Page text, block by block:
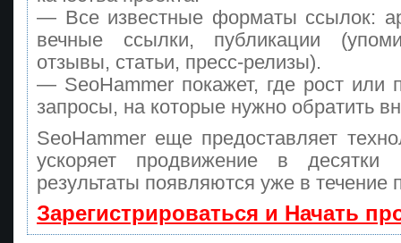
— Все известные форматы ссылок:
вечные ссылки, публикации
отзывы, статьи, пресс-релизы).
— SeoHammer покажет, где рост или
запросы, на которые нужно обратить
SeoHammer еще предоставляет
ускоряет продвижение в
результаты появляются уже в течение
Зарегистрироваться и Начать